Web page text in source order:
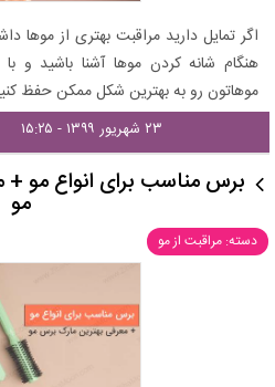
اگر تمایل دارید مراقبت بهتری از موها
هنگام شانه کردن موها آشنا باشید و
موهاتون رو به بهترین شکل ممکن حفظ
۲۳ شهریور ۱۳۹۹ - ۱۵:۲۵
برس مناسب برای انواع مو
مو
دسته: مراقبت از مو